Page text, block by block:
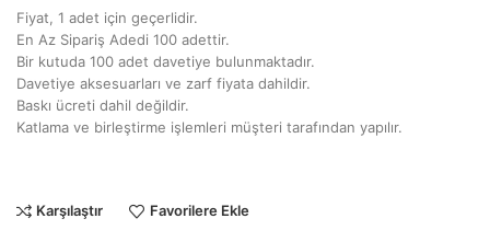
Fiyat, 1 adet için geçerlidir.
En Az Sipariş Adedi 100 adettir.
Bir kutuda 100 adet davetiye bulunmaktadır.
Davetiye aksesuarları ve zarf fiyata dahildir.
Baskı ücreti dahil değildir.
Katlama ve birleştirme işlemleri müşteri tarafından yapılır.
Karşılaştır Favorilere Ekle